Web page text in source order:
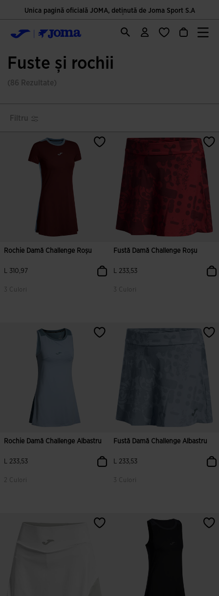
Unica pagină oficială JOMA, deținută de Joma Sport S.A
Fuste și rochii
(86 Rezultate)
Filtru
Rochie Damă Challenge Roșu
L 310,97
3 Culori
5 din 5 evaluări ale clienților
Fustă Damă Challenge Roșu
L 233,53
3 Culori
3,4 din 5 evaluări ale clienților
Rochie Damă Challenge Albastru
L 233,53
2 Culori
4,1 din 5 evaluări ale clienților
Fustă Damă Challenge Albastru
L 233,53
3 Culori
5 din 5 evaluări ale clienților